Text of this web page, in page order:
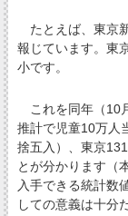
たとえば、東京
報じています。東
小です。
これを同年（10
推計で児童10万人
捨五入）、東京
とが分かります（
入手できる統計数
しての意義は十分